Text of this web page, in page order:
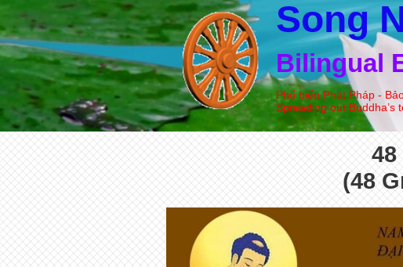
Song
Bilingual
Phổ biến Phật Pháp -
Spreading out Buddha’s
48
(48